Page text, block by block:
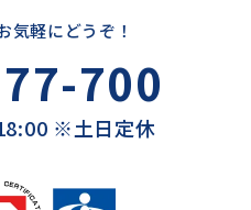
気軽にどうぞ！
700
※土日定休